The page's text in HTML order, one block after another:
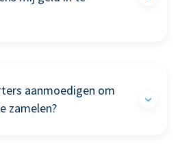
aanmoedigen om
zamelen?